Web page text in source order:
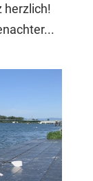
herzlich!